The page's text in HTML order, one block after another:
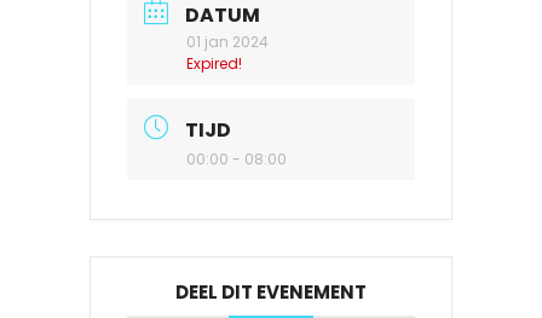
DATUM
01 jan 2024
Expired!
TIJD
00:00 - 08:00
DEEL DIT EVENEMENT